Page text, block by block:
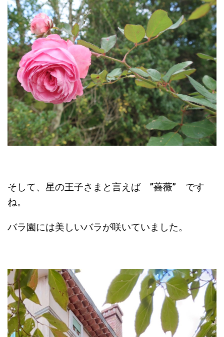
そして、星の王子さまと言えば ”薔薇” です
ね。
バラ園には美しいバラが咲いていました。